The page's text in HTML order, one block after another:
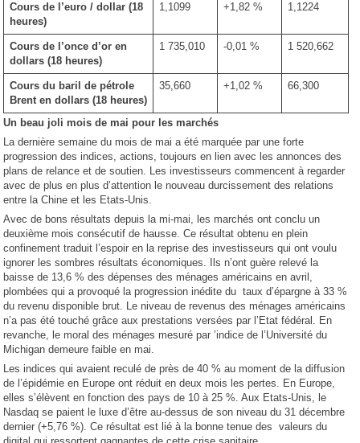
Cours de l’euro / dollar (18
heures)
1,1099 +1,82 % 1,1224
Cours de l’once d’or en
dollars (18 heures)
1 735,010 -0,01 % 1 520,662
Cours du baril de pétrole
Brent en dollars (18 heures)
35,660 +1,02 % 66,300
Un beau joli mois de mai pour les marchés
La dernière semaine du mois de mai a été marquée par une forte
progression des indices, actions, toujours en lien avec les annonces des
plans de relance et de soutien. Les investisseurs commencent à regarder
avec de plus en plus d’attention le nouveau durcissement des relations
entre la Chine et les Etats-Unis.
Avec de bons résultats depuis la mi-mai, les marchés ont conclu un
deuxième mois consécutif de hausse. Ce résultat obtenu en plein
confinement traduit l’espoir en la reprise des investisseurs qui ont voulu
ignorer les sombres résultats économiques. Ils n’ont guère relevé la
baisse de 13,6 % des dépenses des ménages américains en avril,
plombées qui a provoqué la progression inédite du taux d’épargne à 33 %
du revenu disponible brut. Le niveau de revenus des ménages américains
n’a pas été touché grâce aux prestations versées par l’Etat fédéral. En
revanche, le moral des ménages mesuré par ’indice de l’Université du
Michigan demeure faible en mai.
Les indices qui avaient reculé de près de 40 % au moment de la diffusion
de l’épidémie en Europe ont réduit en deux mois les pertes. En Europe,
elles s’élèvent en fonction des pays de 10 à 25 %. Aux Etats-Unis, le
Nasdaq se paient le luxe d’être au-dessus de son niveau du 31 décembre
dernier (+5,76 %). Ce résultat est lié à la bonne tenue des valeurs du